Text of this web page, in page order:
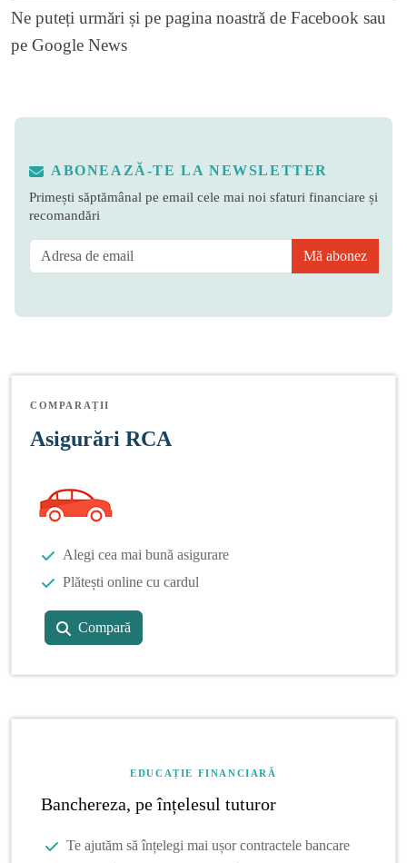
Ne puteți urmări și pe pagina noastră de Facebook sau
pe Google News
ABONEAZĂ-TE LA NEWSLETTER
Primești săptămânal pe email cele mai noi sfaturi financiare și
recomandări
Mă abonez
COMPARAȚII
Asigurări RCA
Alegi cea mai bună asigurare
Plătești online cu cardul
Compară
EDUCAȚIE FINANCIARĂ
Banchereza, pe înțelesul tuturor
Te ajutăm să înțelegi mai ușor contractele bancare